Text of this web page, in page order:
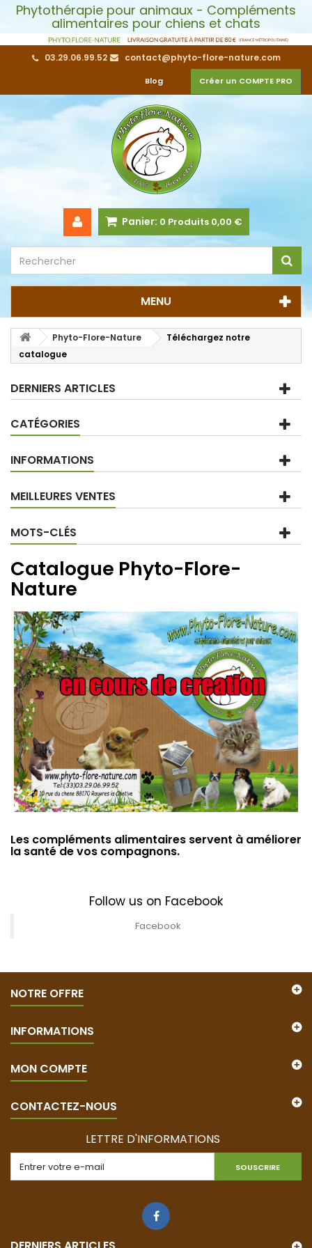
Phytothérapie pour animaux - Compléments
alimentaires pour chiens et chats
03.29.06.99.52 contact@phyto-flore-nature.com
Créer un COMPTE PRO
Blog
Panier: 0 Produits 0,00 €
MENU
Phyto-Flore-Nature
Téléchargez notre
catalogue
DERNIERS ARTICLES
CATÉGORIES
INFORMATIONS
MEILLEURES VENTES
MOTS-CLÉS
Catalogue Phyto-Flore-
Nature
Les compléments alimentaires servent à améliorer
la santé de vos compagnons.
Follow us on Facebook
Facebook
NOTRE OFFRE
INFORMATIONS
MON COMPTE
CONTACTEZ-NOUS
LETTRE D'INFORMATIONS
SOUSCRIRE